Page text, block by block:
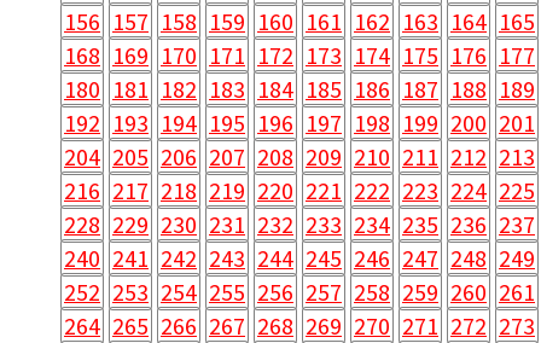
156 157 158 159 160 161 162 163 164 165
168 169 170 171 172 173 174 175 176 177
180 181 182 183 184 185 186 187 188 189
192 193 194 195 196 197 198 199 200 201
204 205 206 207 208 209 210 211 212 213
216 217 218 219 220 221 222 223 224 225
228 229 230 231 232 233 234 235 236 237
240 241 242 243 244 245 246 247 248 249
252 253 254 255 256 257 258 259 260 261
264 265 266 267 268 269 270 271 272 273